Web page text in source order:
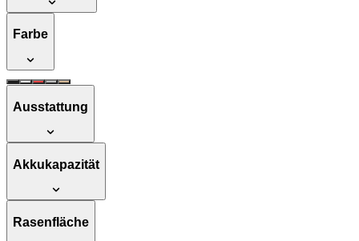
Farbe
Ausstattung
Akkukapazität
Rasenfläche